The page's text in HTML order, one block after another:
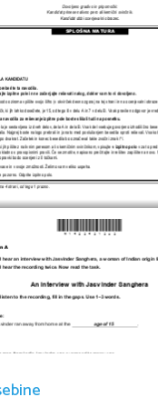
Dovoljeno gradivo in pripomočki:
Kandidat prinese nalivno pero ali kemični svinčnik.
Kandidat dobi ocenjevalni obrazec.
4 strani, od tega 1 prazno.
SPLOŠNA MATURA
KANDIDATU
ta navodila.
izpitne pole in ne začenjajte reševati nalog, dokler vam to ni dovoljeno.
oziroma vpišite svojo šifro (v okvirček desno zgoraj na tej strani in na ocenjevalni
čk, ki jih lahko dosežete, je 15, od tega 8 v delu A in 7 v delu B. Vsak pravilen odgovor je
navodila za reševanje izpitne pole boste slišali tudi na posnetku.
je sestavljena iz dveh delov, dela A in dela B. Vsak del vsebuje govorjeno izhodiščno
Najprej boste nalogo prebrali in jo nato med poslušanjem besedila sproti reševali. Vsako
dvakrat. Začetek in konec besedila bo označeval takle zvočni znak /*/.
jih pišite z nalivnim peresom ali s kemičnim svinčnikom, vpisujte v izpitno polov za to
s pravopisnimi pravili. Če se zmotite, napisano preč rtajte in rešitev zapišite na novo.
bodo ocenjeni z 0 točkami.
in v svoje zmožnosti. Želimo vam veliko uspeha.
pozorno. Odprite izpitno polo.
A
hear an interview with Jasvinder Sanghera, a woman of Indian origin
hear the recording twice. Now read the task.
An interview with Jasvinder Sanghera
to the recording, fill in the gaps. Use 1–3 words.
ran away from home at the age of 15
                  .
man from India Jasvinder was supposed to marry was
Sikh     community ___________________________________________